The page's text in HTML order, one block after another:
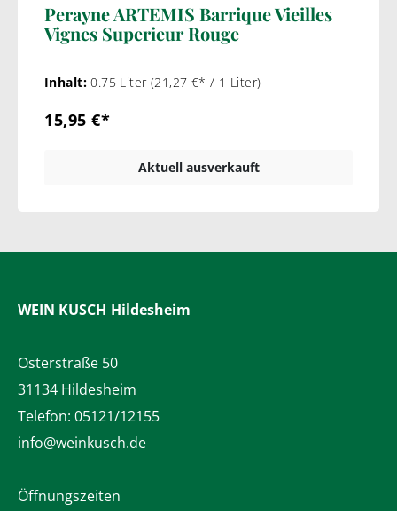
Perayne ARTEMIS Barrique Vieilles
Vignes Superieur Rouge
Inhalt:0.75 Liter (21,27 €* / 1 Liter)
15,95 €*
Aktuell ausverkauft
WEIN KUSCH Hildesheim
Osterstraße 50
31134 Hildesheim
Telefon: 05121/12155
info@weinkusch.de
Öffnungszeiten